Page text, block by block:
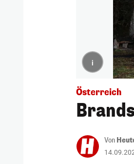
i
Österreich
Von